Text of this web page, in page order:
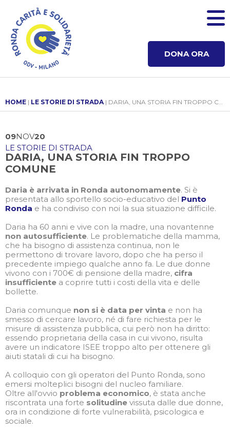
DONA ORA
HOME | LE STORIE DI STRADA| DARIA, UNA STORIA FIN TROPPO COMUNE
09NOV20
LE STORIE DI STRADA
DARIA, UNA STORIA FIN TROPPO
COMUNE
Daria è arrivata in Ronda autonomamente. Si è
presentata allo sportello socio-educativo del Punto
Ronda e ha condiviso con noi la sua situazione difficile.
Daria ha 60 anni e vive con la madre, una novantenne
non autosufficiente. Le problematiche della mamma,
che ha bisogno di assistenza continua, non le
permettono di trovare lavoro, dopo che ha perso il
precedente impiego qualche anno fa. Le due donne
vivono con i 700€ di pensione della madre, cifra
insufficiente a coprire tutti i costi della vita e delle
bollette.
Daria comunque non si è data per vinta e non ha
smesso di cercare lavoro, né di fare richiesta per le
misure di assistenza pubblica, cui però non ha diritto:
essendo proprietaria della casa in cui vivono, risulta
avere un indicatore ISEE troppo alto per ottenere gli
aiuti statali di cui ha bisogno.
A colloquio con gli operatori del Punto Ronda, sono
emersi molteplici bisogni del nucleo familiare.
Oltre all'ovvio problema economico, è stata anche
riscontrata una forte solitudine vissuta dalle due donne,
ora in condizione di forte vulnerabilità, psicologica e
sociale.